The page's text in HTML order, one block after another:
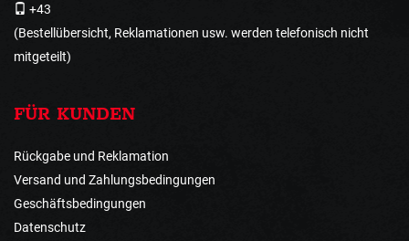
+43
(Bestellübersicht, Reklamationen usw. werden telefonisch nicht
mitgeteilt)
FÜR KUNDEN
Rückgabe und Reklamation
Versand und Zahlungsbedingungen
Geschäftsbedingungen
Datenschutz